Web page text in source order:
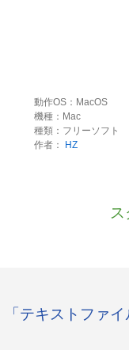
動作OS：MacOS
機種：Mac
種類：フリーソフト
作者：
HZ
ス
「テキストファ